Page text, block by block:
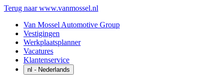
Terug naar www.vanmossel.nl
Van Mossel Automotive Group
Vestigingen
Werkplaatsplanner
Vacatures
Klantenservice
nl - Nederlands